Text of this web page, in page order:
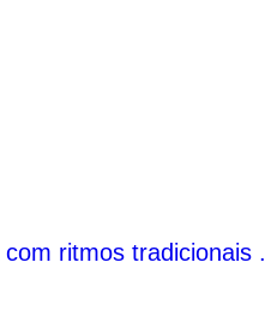
ritmos tradicionais .